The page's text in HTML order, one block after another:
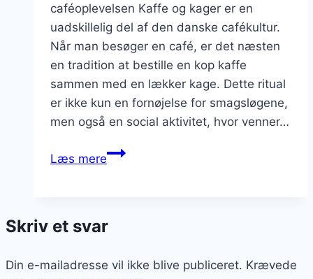
caféoplevelsen Kaffe og kager er en
uadskillelig del af den danske cafékultur.
Når man besøger en café, er det næsten
en tradition at bestille en kop kaffe
sammen med en lækker kage. Dette ritual
er ikke kun en fornøjelse for smagsløgene,
men også en social aktivitet, hvor venner…
Læs mereKaffe
caféer
dig
Skriv et svar
Din e-mailadresse vil ikke blive publiceret. Krævede